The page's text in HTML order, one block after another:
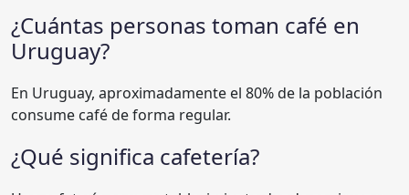
¿Cuántas personas toman café en
Uruguay?
En Uruguay, aproximadamente el 80% de la población
consume café de forma regular.
¿Qué significa cafetería?